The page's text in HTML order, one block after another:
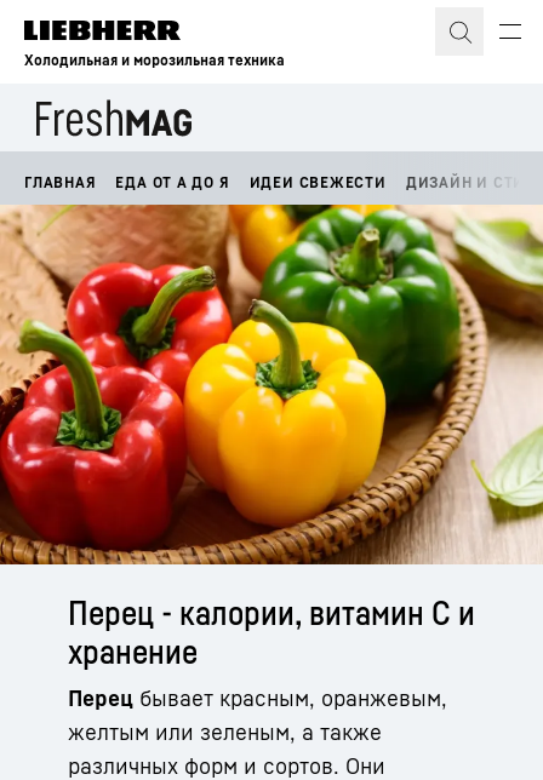
Холодильная и морозильная техника
ГЛАВНАЯ ЕДА ОТ А ДО Я ИДЕИ СВЕЖЕСТИ ДИЗАЙН И
Перец - калории, витамин С и
хранение
Перец бывает красным, оранжевым,
желтым или зеленым, а также
различных форм и сортов. Они